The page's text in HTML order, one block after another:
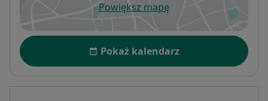
Powiększ mapęotwiera się w nowej karcie
Dostępność
Pokaż kalendarz